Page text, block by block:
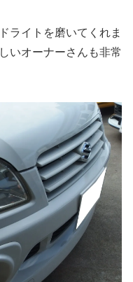
ライトを磨いてくれま
いオーナーさんも非常